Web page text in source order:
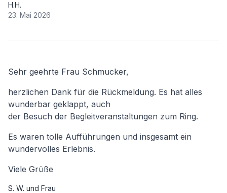
H.H.
23. Mai 2026
Sehr geehrte Frau Schmucker,
herzlichen Dank für die Rückmeldung. Es hat alles
wunderbar geklappt, auch
der Besuch der Begleitveranstaltungen zum Ring.
Es waren tolle Aufführungen und insgesamt ein
wundervolles Erlebnis.
Viele Grüße
S. W. und Frau